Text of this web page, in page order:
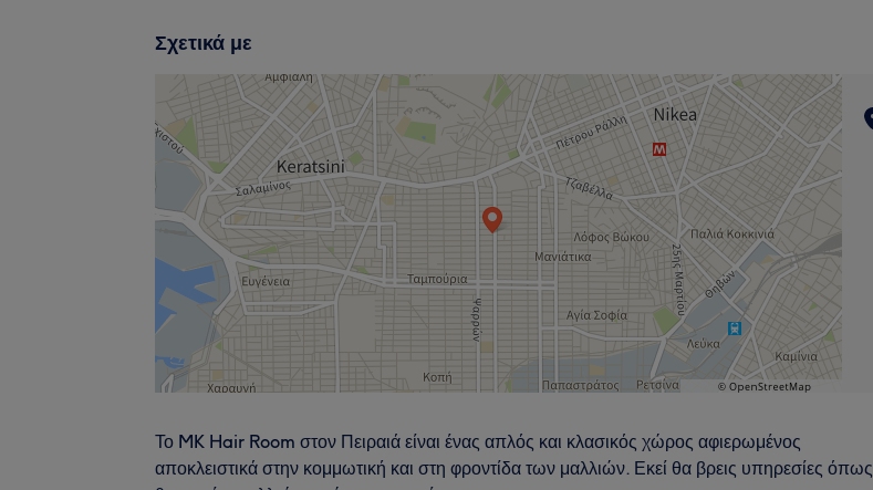
Σχετικά με
Το MK Hair Room στον Πειραιά είναι ένας απλός και κλασικός χώρος αφιερωμένος
αποκλειστικά στην κομμωτική και στη φροντίδα των μαλλιών. Εκεί θα βρεις υπηρεσίες όπως